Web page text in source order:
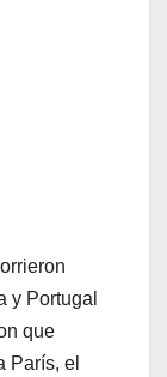
y Portugal
que
París, el